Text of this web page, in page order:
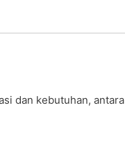
dan kebutuhan, antara